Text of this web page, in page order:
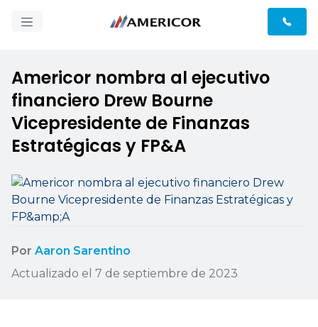
Americor nombra al ejecutivo
financiero Drew Bourne
Vicepresidente de Finanzas
Estratégicas y FP&A
Por Aaron Sarentino
Actualizado el 7 de septiembre de 2023